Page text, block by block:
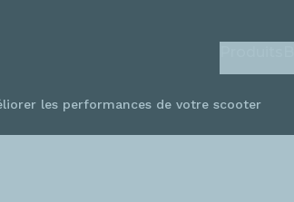
contenu
les performances de votre scooter